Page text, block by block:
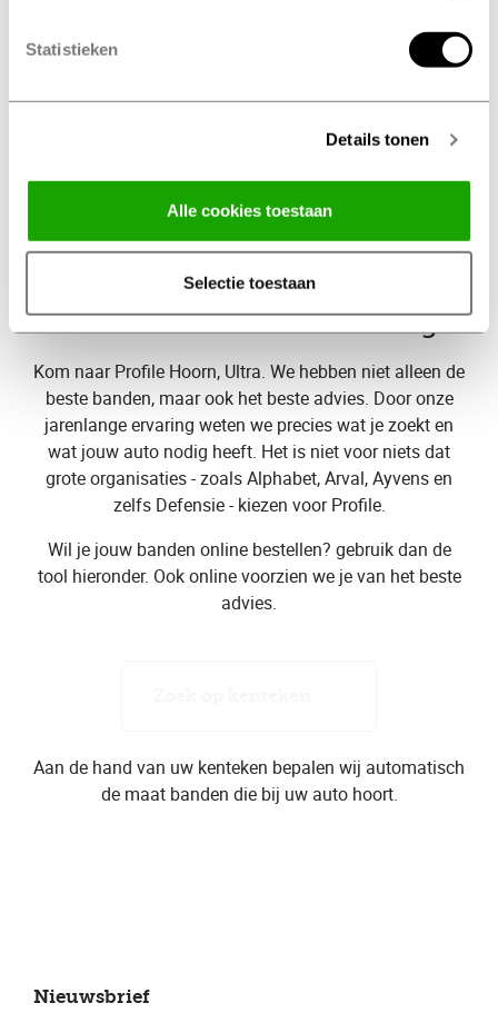
Statistieken
Details tonen
Alle cookies toestaan
Selectie toestaan
Vervang je banden op tijd
bij Profile Hoorn, Ultra
profieldieptevan jouw
vervangen. Voor winterbanden adviseren wij om met
minimaal 4 mm profieldiepte te rijden.
Welkebanden heb ik nodig?
Kom naar Profile Hoorn, Ultra. We hebben niet alleen de
beste banden, maar ook het beste advies. Door onze
jarenlange ervaring weten we precies wat je zoekt en
wat jouw auto nodig heeft. Het is niet voor niets dat
grote organisaties - zoals Alphabet, Arval, Ayvens en
zelfs Defensie - kiezen voor Profile.
Wil je jouw banden online bestellen? gebruik dan de
tool hieronder. Ook online voorzien we je van het beste
advies.
Aan de hand van uw kenteken bepalen wij automatisch
de maat banden die bij uw auto hoort.
Nieuwsbrief